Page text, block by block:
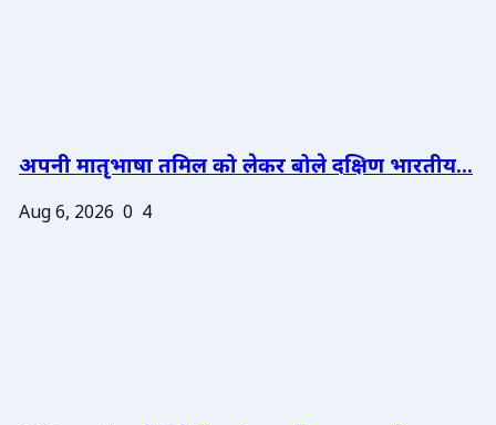
अपनी मातृभाषा तमिल को लेकर बोले दक्षिण भारतीय...
Aug 6, 2026 0 4